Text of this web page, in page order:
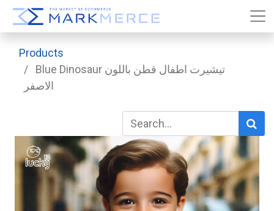
Products
Blue Dinosaur تيشيرت اطفال قطن باللون
الاصفر